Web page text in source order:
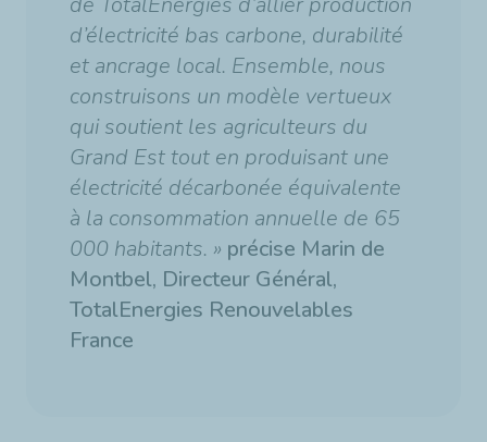
d’électricité bas carbone, durabilité
et ancrage local. Ensemble, nous
construisons un modèle vertueux
qui soutient les agriculteurs du
Grand Est tout en produisant une
électricité décarbonée équivalente
à la consommation annuelle de 65
000 habitants. » précise Marin de
Montbel, Directeur Général,
TotalEnergies Renouvelables
France